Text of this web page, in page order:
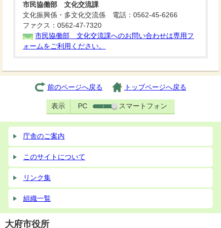
市民協働部 文化交流課
文化振興係・多文化交流係 電話：0562-45-6266
ファクス：0562-47-7320
市民協働部 文化交流課へのお問い合わせは専用フ
ォームをご利用ください。
前のページへ戻る トップページへ戻る
表示 PC スマートフォン
庁舎のご案内
このサイトについて
リンク集
組織一覧
大府市役所